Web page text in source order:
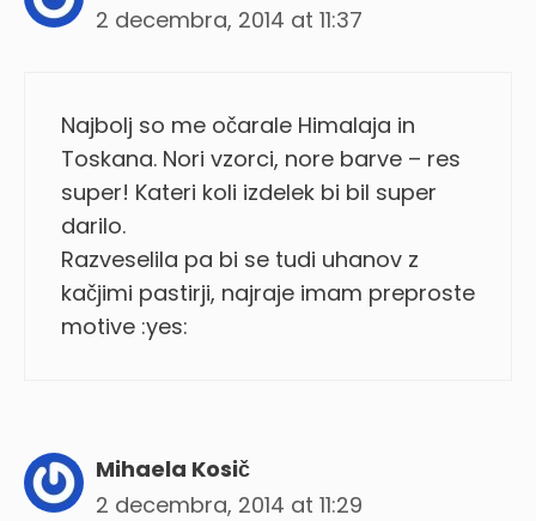
2 decembra, 2014 at 11:37
Najbolj so me očarale Himalaja in
Toskana. Nori vzorci, nore barve – res
super! Kateri koli izdelek bi bil super
darilo.
Razveselila pa bi se tudi uhanov z
kačjimi pastirji, najraje imam preproste
motive :yes:
Mihaela Kosič
2 decembra, 2014 at 11:29